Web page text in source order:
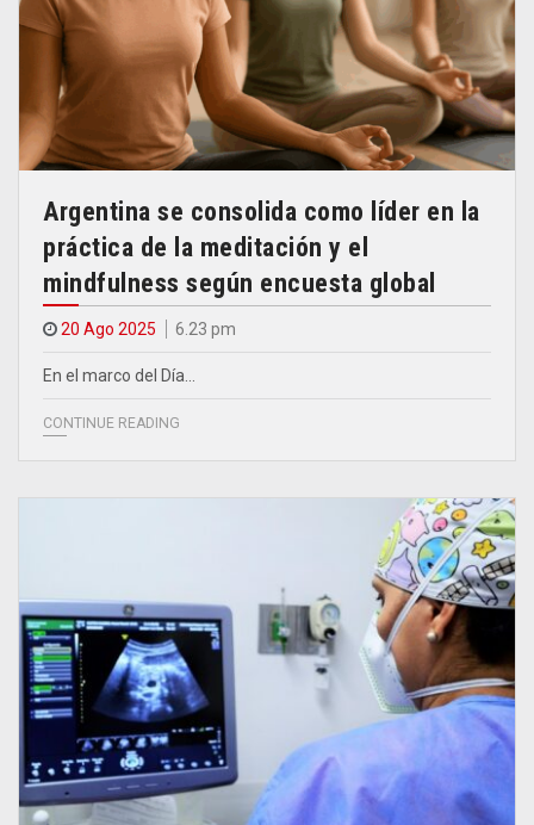
Argentina se consolida como líder en la
práctica de la meditación y el
mindfulness según encuesta global
20 Ago 2025 6.23 pm
En el marco del Día…
CONTINUE READING